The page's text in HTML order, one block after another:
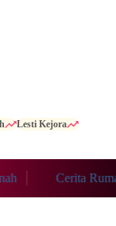
Lesti Kejora
Cerita Rumah